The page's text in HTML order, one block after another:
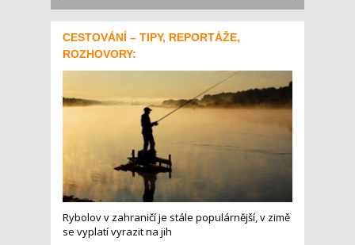
CESTOVÁNÍ – TIPY, REPORTÁŽE,
ROZHOVORY:
Rybolov v zahraničí je stále populárnější, v zimě
se vyplatí vyrazit na jih